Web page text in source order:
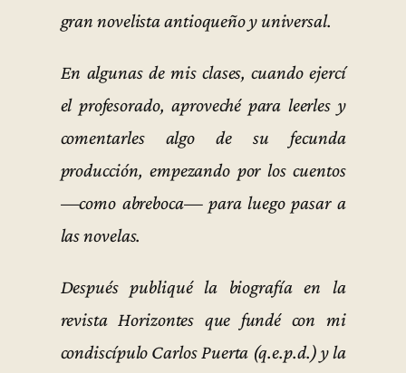
gran novelista antioqueño y universal.
En algunas de mis clases, cuando ejercí
el profesorado, aproveché para leerles y
comentarles algo de su fecunda
producción, empezando por los cuentos
—como abreboca— para luego pasar a
las novelas.
Después publiqué la biografía en la
revista Horizontes que fundé con mi
condiscípulo Carlos Puerta (q.e.p.d.) y la